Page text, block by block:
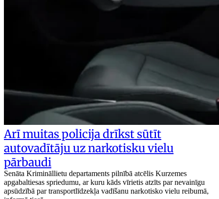
Arī muitas policija drīkst sūtīt
autovadītāju uz narkotisku vielu
pārbaudi
Senāta Krimināllietu departaments pilnībā atcēlis Kurzemes
apgabaltiesas spriedumu, ar kuru kāds vīrietis atzīts par nevainīgu
apsūdzībā par transportlīdzekļa vadīšanu narkotisko vielu reibumā,